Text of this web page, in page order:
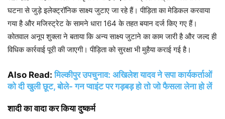
घटना से जुड़े इलेक्ट्रॉनिक साक्ष्य जुटाए जा रहे हैं। पीड़िता का मेडिकल करवाया
गया है और मजिस्ट्रेट के सामने धारा 164 के तहत बयान दर्ज किए गए हैं।
कोतवाल अनूप शुक्ला ने बताया कि अन्य साक्ष्य जुटाने का काम जारी है और जल्द ही
विधिक कार्रवाई पूरी की जाएगी। पीड़िता को सुरक्षा भी मुहैया कराई गई है।
Also Read:मिल्कीपुर उपचुनाव: अखिलेश यादव ने सपा कार्यकर्ताओं
को दी खुली छूट, बोले- गन प्वाइंट पर गड़बड़ हो तो जो फैसला लेना हो लें
शादी का वादा कर किया दुष्कर्म